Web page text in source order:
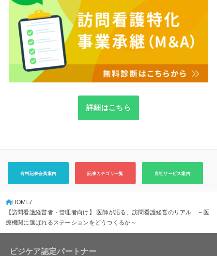
詳細はこちら
有料記事会員案内 記事カテゴリ一覧 当社サービス案内
HOME
【訪問看護経営者・管理者向け】 医師が語る、訪問看護経営のリアル ～医
療機関に選ばれるステーションをどうつくるか～
ビジケア認定パートナー